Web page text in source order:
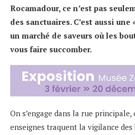
Rocamadour, ce n’est pas
des sanctuaires. C’est aussi une
un marché de saveurs où les
vous faire succomber.
On s’engage dans la rue
enseignes traquent la vigilance des